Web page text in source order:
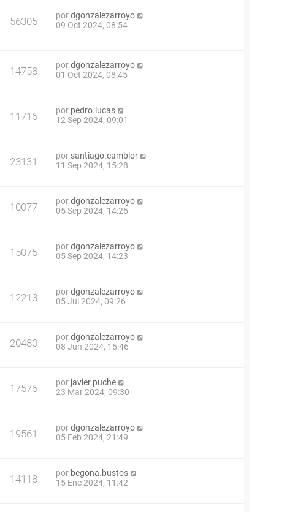
56305 pordgonzalezarroyo
09 Oct 2024, 08:54
14758 pordgonzalezarroyo
01 Oct 2024, 08:45
11716 por pedro.lucas
12 Sep 2024, 09:01
23131 por santiago.camblor
11 Sep 2024, 15:28
10077 pordgonzalezarroyo
05 Sep 2024, 14:25
15075 pordgonzalezarroyo
05 Sep 2024, 14:23
12213 pordgonzalezarroyo
05 Jul 2024, 09:26
20480 pordgonzalezarroyo
08 Jun 2024, 15:46
17576 por javier.puche
23 Mar 2024, 09:30
19561 pordgonzalezarroyo
05 Feb 2024, 21:49
14118 por begona.bustos
15 Ene 2024, 11:42